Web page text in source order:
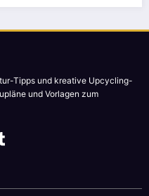
Tipps und kreative Upcycling-
und Vorlagen zum